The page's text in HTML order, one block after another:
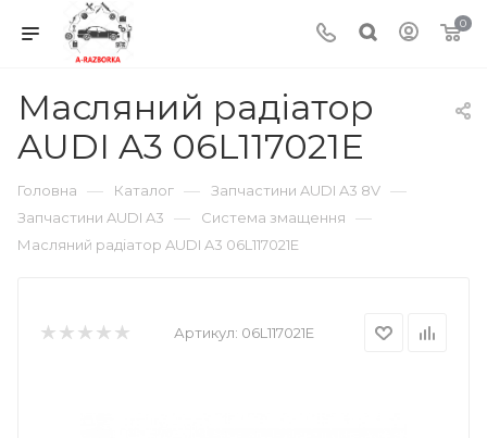
0
Масляний радіатор
AUDI A3 06L117021E
Головна — Каталог — Запчастини AUDI A3 8V —
Запчастини AUDI A3 — Система змащення —
Масляний радіатор AUDI A3 06L117021E
Артикул: 06L117021E